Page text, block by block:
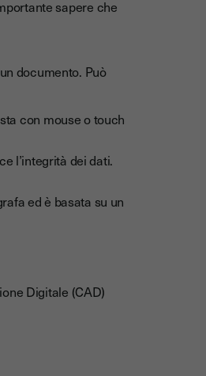
sapere che
documento. Può
con mouse o touch
l’integrità dei dati.
ed è basata su un
Digitale (CAD)